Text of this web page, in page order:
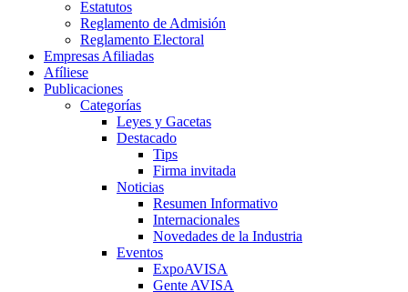
Estatutos
Reglamento de Admisión
Reglamento Electoral
Empresas Afiliadas
Afíliese
Publicaciones
Categorías
Leyes y Gacetas
Destacado
Tips
Firma invitada
Noticias
Resumen Informativo
Internacionales
Novedades de la Industria
Eventos
ExpoAVISA
Gente AVISA